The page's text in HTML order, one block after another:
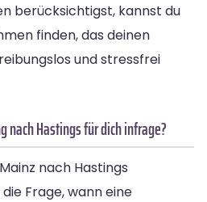
berücksichtigst, kannst du
finden, das deinen
und stressfrei
nach Hastings für dich infrage?
nach Hastings
Frage, wann eine